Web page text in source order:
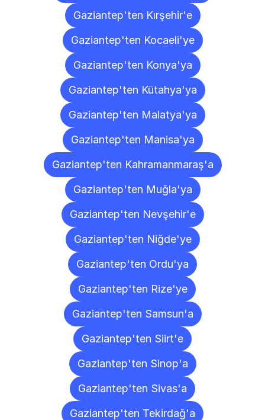
Gaziantep'ten Kırşehir'e
Gaziantep'ten Kocaeli'ye
Gaziantep'ten Konya'ya
Gaziantep'ten Kütahya'ya
Gaziantep'ten Malatya'ya
Gaziantep'ten Manisa'ya
Gaziantep'ten Kahramanmaraş'a
Gaziantep'ten Muğla'ya
Gaziantep'ten Nevşehir'e
Gaziantep'ten Niğde'ye
Gaziantep'ten Ordu'ya
Gaziantep'ten Rize'ye
Gaziantep'ten Samsun'a
Gaziantep'ten Siirt'e
Gaziantep'ten Sinop'a
Gaziantep'ten Sivas'a
Gaziantep'ten Tekirdağ'a